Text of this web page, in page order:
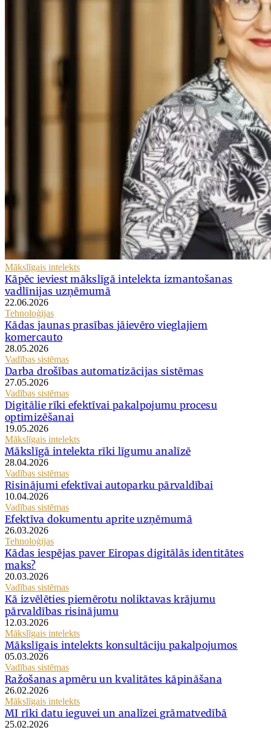
Mākslīgais intelekts
Kāpēc ieviest mākslīgā intelekta izmantošanas
vadlīnijas uzņēmumā
22.06.2026
Tehnoloģijas
Kādas jaunas prasības jāievēro vieglajiem
komercauto
28.05.2026
Vadības sistēmas
Darba drošības automatizācijas sistēmas
27.05.2026
Vadības sistēmas
Digitālie rīki efektīvai pakalpojumu procesu
optimizēšanai
19.05.2026
Mākslīgais intelekts
Mākslīgā intelekta rīki līgumu analīzē
28.04.2026
Vadības sistēmas
Risinājumi efektīvai autoparku pārvaldībai
10.04.2026
Vadības sistēmas
Efektīva dokumentu aprite uzņēmumā
26.03.2026
Tehnoloģijas
Kādas iespējas paver Eiropas digitālās identitātes
maks?
20.03.2026
Vadības sistēmas
Kā izvēlēties piemērotu noliktavas krājumu
pārvaldības risinājumu
12.03.2026
Mākslīgais intelekts
Mākslīgais intelekts konsultāciju pakalpojumos
05.03.2026
Vadības sistēmas
Ražošanas apmēru un kvalitātes kāpināšana
26.02.2026
Mākslīgais intelekts
MI rīki datu ieguvei un analīzei grāmatvedībā
25.02.2026